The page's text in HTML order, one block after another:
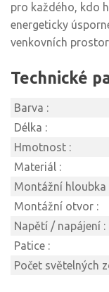
pro každého, kdo
energeticky
venkovních
Technické
Barva :
Délka :
Hmotnost :
Materiál :
Montážní hloubka
Montážní otvor :
Napětí / napájení :
Patice :
Počet světelných